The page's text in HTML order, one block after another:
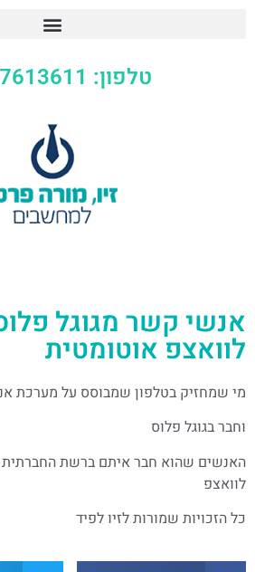
טלפון: 073-7613611
אנשי קשר מגוגל
לוואצפ אוטומטית
מי שמחזיק בטלפון שמבוסס על מערכת
וחבר בגוגל פלוס
האנשים שהוא חבר איתם ברשת החברתית
לוואצפ
כל הזכויות שמורות לזיו לפיד